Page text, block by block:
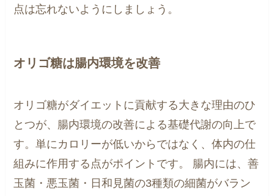
点は忘れないようにしましょう。
オリゴ糖は腸内環境を改善
オリゴ糖がダイエットに貢献する大きな理由のひ
とつが、腸内環境の改善による基礎代謝の向上で
す。単にカロリーが低いからではなく、体内の仕
組みに作用する点がポイントです。 腸内には、善
玉菌・悪玉菌・日和見菌の3種類の細菌がバラン